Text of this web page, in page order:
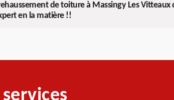
de toiture à Massingy Les Vitteaux
en la matière !!